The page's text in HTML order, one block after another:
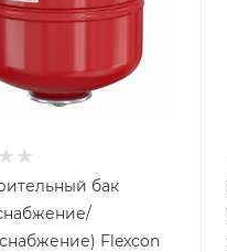
бака
срок
бак
Flexcon